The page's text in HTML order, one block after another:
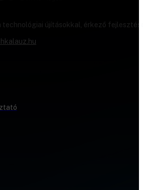
technológiai újításokkal, érkező